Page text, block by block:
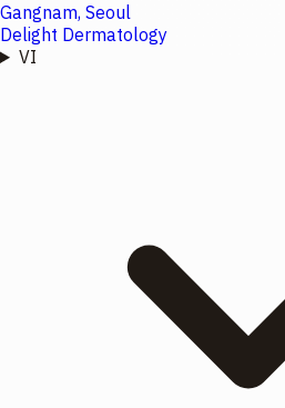
Gangnam, Seoul
Delight Dermatology
VI